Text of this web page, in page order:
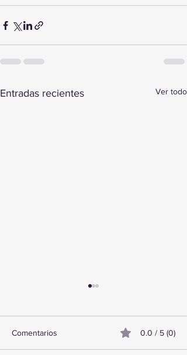
Entradas recientes Ver todo
Comentarios 0.0 / 5 (0)